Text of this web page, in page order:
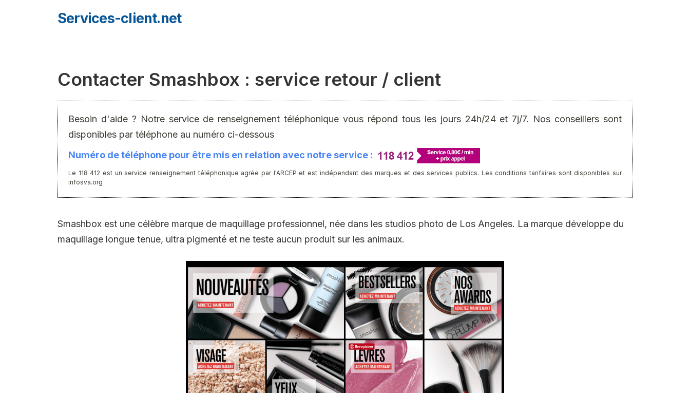
Services-client.net
Contacter Smashbox : service retour / client
Besoin d'aide ? Notre service de renseignement téléphonique vous répond tous les jours 24h/24 et 7j/7. Nos conseillers sont
disponibles par téléphone au numéro ci-dessous
Numéro de téléphone pour être mis en relation avec notre service :
Le 118 412 est un service renseignement téléphonique agrée par l'ARCEP et est indépendant des marques et des services publics. Les conditions tarifaires sont disponibles sur
infosva.org
Smashbox est une célèbre marque de maquillage professionnel, née dans les studios photo de Los Angeles. La marque développe du
maquillage longue tenue, ultra pigmenté et ne teste aucun produit sur les animaux.